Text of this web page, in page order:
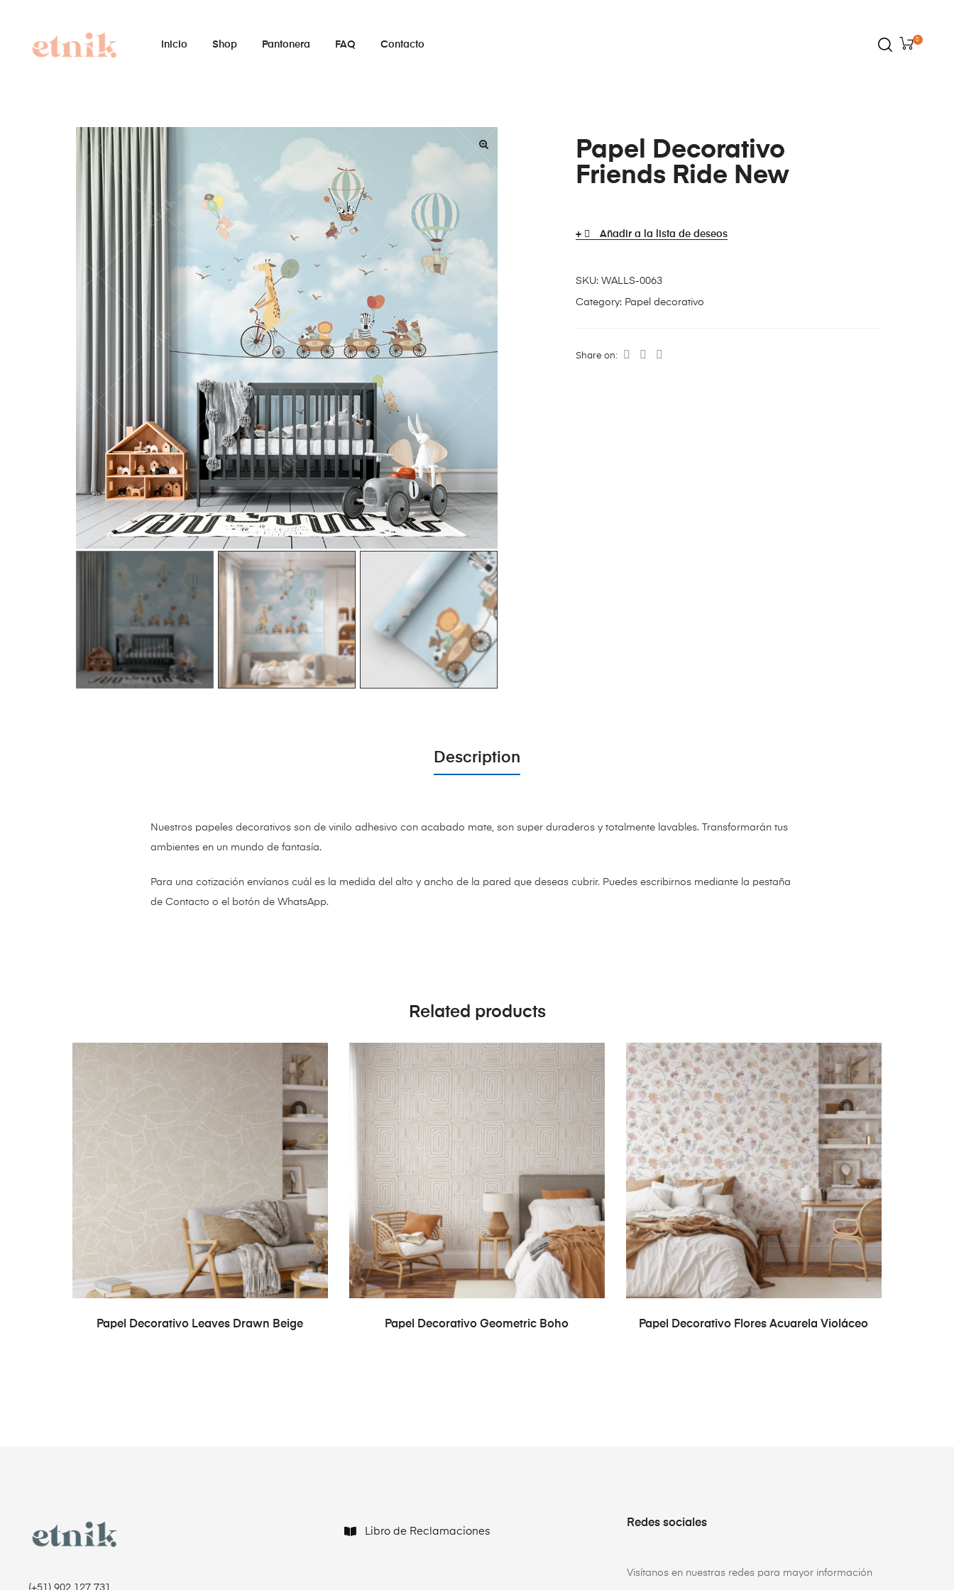
Inicio Shop Pantonera FAQ Contacto
0
Papel Decorativo
Friends Ride New
Añadir a la lista de deseos
SKU: WALLS-0063
Category: Papel decorativo
Share on:
Description
Nuestros papeles decorativos son de vinilo adhesivo con acabado mate, son super duraderos y totalmente lavables. Transformarán tus
ambientes en un mundo de fantasía.
Para una cotización envíanos cuál es la medida del alto y ancho de la pared que deseas cubrir. Puedes escribirnos mediante la pestaña
de Contacto o el botón de WhatsApp.
Related products
READ MORE
Papel Decorativo Leaves Drawn Beige READ MORE
Papel Decorativo Geometric Boho READ MORE
Papel Decorativo Flores Acuarela Violáceo
(+51) 902 127 731‬
Libro de Reclamaciones
Redes sociales
Visítanos en nuestras redes para mayor información